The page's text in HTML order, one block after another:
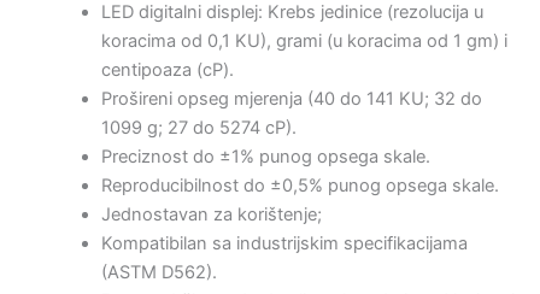
LED digitalni displej: Krebs jedinice (rezolucija u
koracima od 0,1 KU), grami (u koracima od 1 gm) i
centipoaza (cP).
Prošireni opseg mjerenja (40 do 141 KU; 32 do
1099 g; 27 do 5274 cP).
Preciznost do ±1% punog opsega skale.
Reproducibilnost do ±0,5% punog opsega skale.
Jednostavan za korištenje;
Kompatibilan sa industrijskim specifikacijama
(ASTM D562).